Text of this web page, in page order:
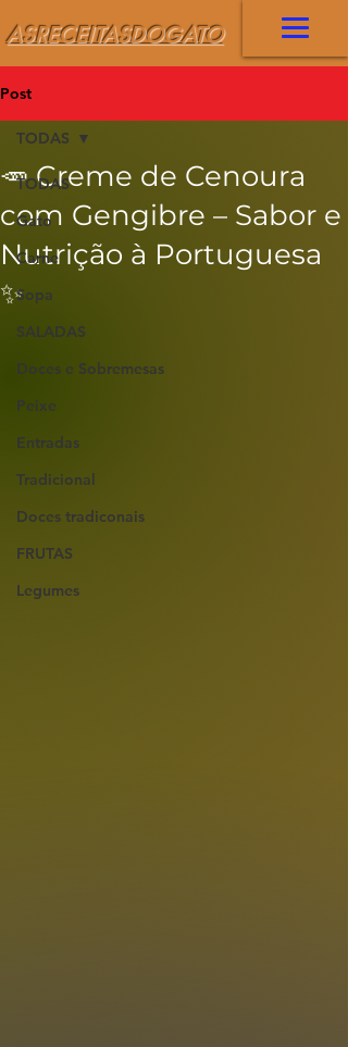
ASRECEITASDOGATO
Post
TODAS
Gato
Carne
Sopa
SALADAS
Doces e Sobremesas
Peixe
Entradas
Tradicional
Doces tradiconais
FRUTAS
Legumes
TODAS
🥕 Creme de Cenoura
com Gengibre – Sabor e
Nutrição à Portuguesa
✨